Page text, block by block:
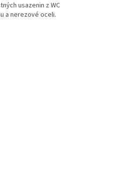
usazenin z WC
a nerezové oceli.